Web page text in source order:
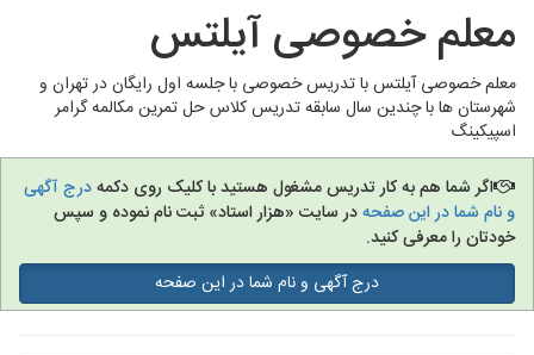
دبستان تا دبیرستان
زبان های خارجی
دانشگاه
مهارت های عمومی
معلم خصوصی آیلتس
معلم خصوصی آیلتس با تدریس خصوصی با جلسه اول رایگان در تهران و
شهرستان ها با چندین سال سابقه تدریس کلاس حل تمرین مکالمه گرامر
اسپیکینگ
اگر شما هم به کار تدریس مشغول هستید با کلیک روی دکمهدرج آگهی
و نام شما در این صفحهدر سایت «هزار استاد» ثبت نام نموده و سپس
خودتان را معرفی کنید.
درج آگهی و نام شما در این صفحه